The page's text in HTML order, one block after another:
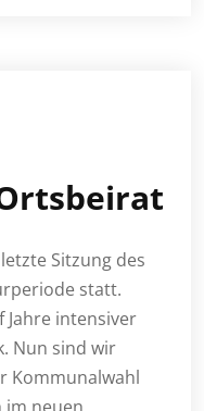
Sitzung des
statt.
Jahre intensiver
Nun sind wir
Kommunalwahl